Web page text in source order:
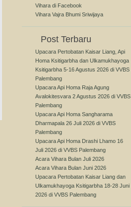
Vihara di Facebook
Vihara Vajra Bhumi Sriwijaya
Post Terbaru
Upacara Pertobatan Kaisar Liang, Api
Homa Ksitigarbha dan Ulkamukhayoga
Ksitigarbha 5-16 Agustus 2026 di VVBS
Palembang
Upacara Api Homa Raja Agung
Avalokitesvara 2 Agustus 2026 di VVBS
Palembang
Upacara Api Homa Sangharama
Dharmapala 26 Juli 2026 di VVBS
Palembang
Upacara Api Homa Drashi Lhamo 16
Juli 2026 di VVBS Palembang
Acara Vihara Bulan Juli 2026
Acara Vihara Bulan Juni 2026
Upacara Pertobatan Kaisar Liang dan
Ulkamukhayoga Ksitigarbha 18-28 Juni
2026 di VVBS Palembang